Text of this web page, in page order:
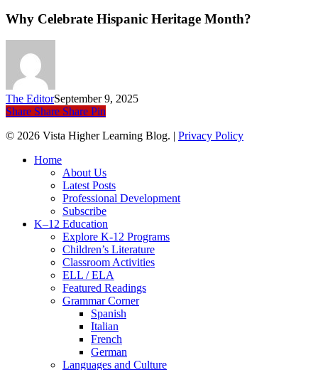
Why Celebrate Hispanic Heritage Month?
The EditorSeptember 9, 2025
Share Share Share Pin
© 2026 Vista Higher Learning Blog. | Privacy Policy
Close
Home
About Us
Latest Posts
Professional Development
Subscribe
K–12 Education
Explore K-12 Programs
Children’s Literature
Classroom Activities
ELL / ELA
Featured Readings
Grammar Corner
Spanish
Italian
French
German
Languages and Culture